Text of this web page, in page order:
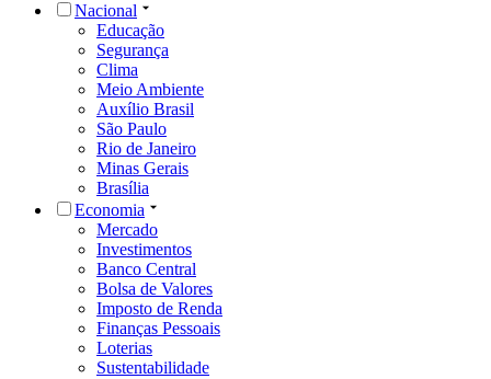
Nacional
Educação
Segurança
Clima
Meio Ambiente
Auxílio Brasil
São Paulo
Rio de Janeiro
Minas Gerais
Brasília
Economia
Mercado
Investimentos
Banco Central
Bolsa de Valores
Imposto de Renda
Finanças Pessoais
Loterias
Sustentabilidade